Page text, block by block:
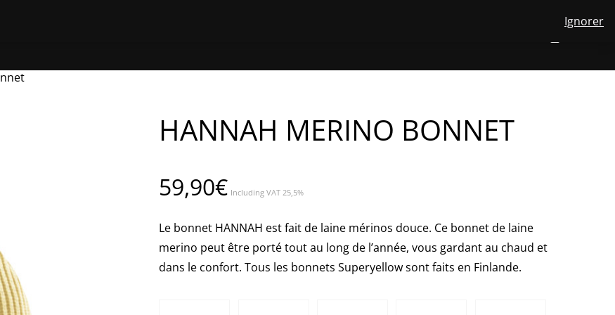
Ignorer
SEARCH
your
OF
CART
TOGGLE
SUBMENU
HANNAH MERINO BONNET
59,90€ Including VAT 25,5%
Le bonnet HANNAH est fait de laine mérinos douce. Ce bonnet de laine
merino peut être porté tout au long de l’année, vous gardant au chaud et
dans le confort. Tous les bonnets Superyellow sont faits en Finlande.